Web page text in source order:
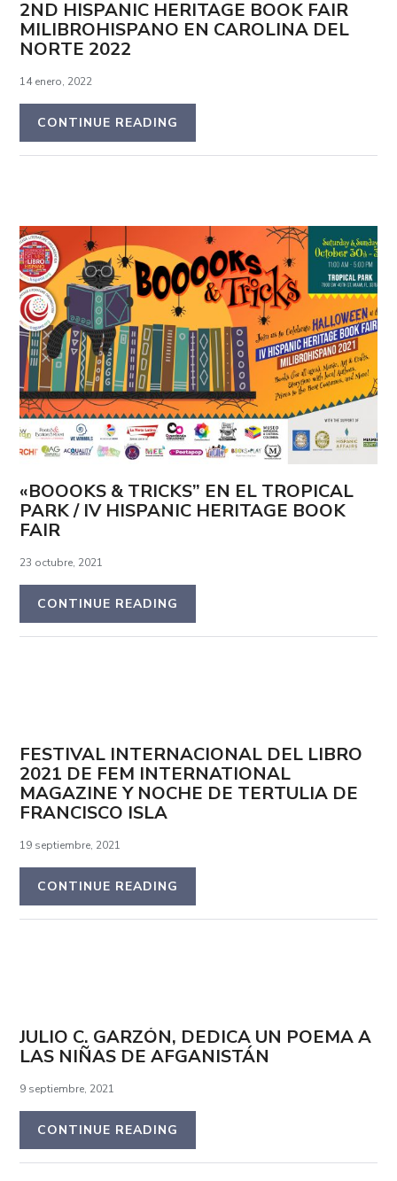
2ND HISPANIC HERITAGE BOOK FAIR
MILIBROHISPANO EN CAROLINA DEL
NORTE 2022
14 enero, 2022
CONTINUE READING
«BOOOKS & TRICKS” EN EL TROPICAL
PARK / IV HISPANIC HERITAGE BOOK
FAIR
23 octubre, 2021
CONTINUE READING
FESTIVAL INTERNACIONAL DEL LIBRO
2021 DE FEM INTERNATIONAL
MAGAZINE Y NOCHE DE TERTULIA DE
FRANCISCO ISLA
19 septiembre, 2021
CONTINUE READING
JULIO C. GARZÓN, DEDICA UN POEMA A
LAS NIÑAS DE AFGANISTÁN
9 septiembre, 2021
CONTINUE READING